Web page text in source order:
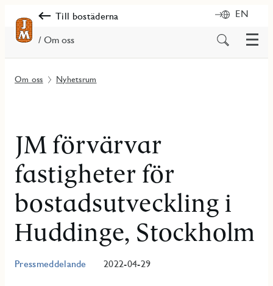
Till bostäderna EN
/ Om oss
Sök
innehåll
Meny
Om oss Nyhetsrum
JM förvärvar
fastigheter för
bostadsutveckling i
Huddinge, Stockholm
Pressmeddelande 2022-04-29